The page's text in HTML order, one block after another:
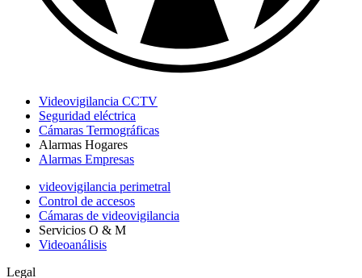
Videovigilancia CCTV
Seguridad eléctrica
Cámaras Termográficas
Alarmas Hogares
Alarmas Empresas
videovigilancia perimetral
Control de accesos
Cámaras de videovigilancia
Servicios O & M
Videoanálisis
Legal